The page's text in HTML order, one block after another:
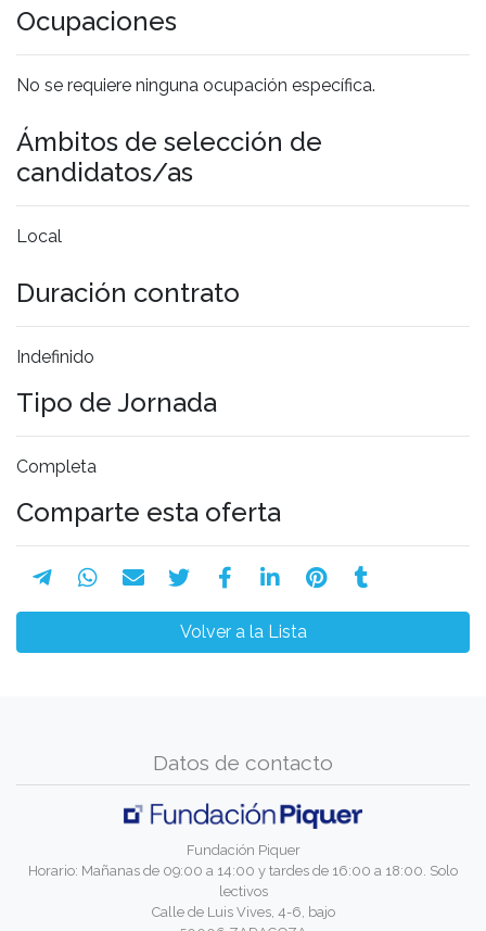
Ocupaciones
No se requiere ninguna ocupación específica.
Ámbitos de selección de
candidatos/as
Local
Duración contrato
Indefinido
Tipo de Jornada
Completa
Comparte esta oferta
Volver a la Lista
Datos de contacto
Fundación Piquer
Horario: Mañanas de 09:00 a 14:00 y tardes de 16:00 a 18:00. Solo
lectivos
Calle de Luis Vives, 4-6, bajo